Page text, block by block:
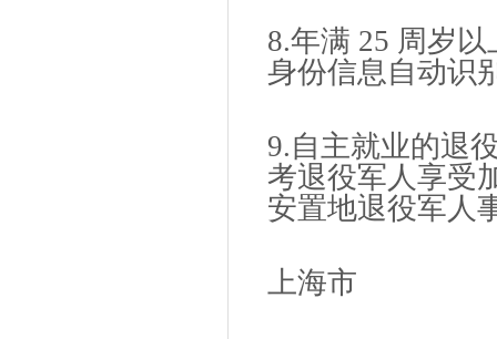
8.年满 25 周岁
身份信息自动识
9.自主就业的退
考退役军人享受
安置地退役军人
上海市